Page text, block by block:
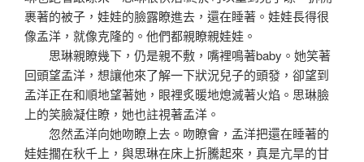
裹著的被子，娃娃的臉露瞭進去，還在睡著。娃娃長得很
像孟洋，就像克隆的。他們都親瞭親娃娃。
思琳親瞭幾下，仍是親不敷，嘴裡鳴著baby。她笑著
回頭望孟洋，想讓他來了解一下狀況兒子的頭發，卻望到
孟洋正在和順地望著她，眼裡炙暖地熄滅著火焰。思琳臉
上的笑臉凝住瞭，她也註視著孟洋。
忽然孟洋向她吻瞭上去。吻瞭會，孟洋把還在睡著的
娃娃擱在秋千上，與思琳在床上折騰起來，真是亢旱的甘